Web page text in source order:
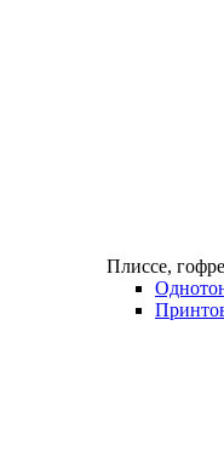
Плиссе, гофре